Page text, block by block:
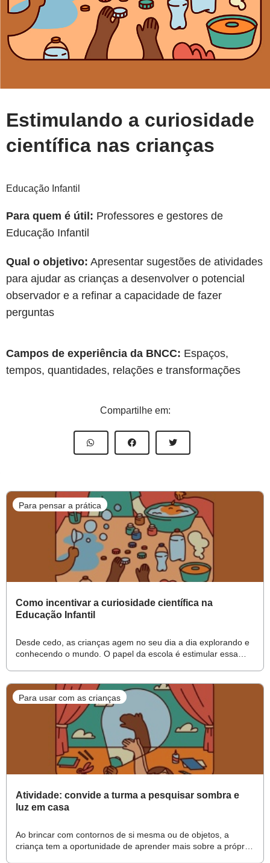
Estimulando a curiosidade
científica nas crianças
Educação Infantil
Para quem é útil: Professores e gestores de
Educação Infantil
Qual o objetivo: Apresentar sugestões de atividades
para ajudar as crianças a desenvolver o potencial
observador e a refinar a capacidade de fazer
perguntas
Campos de experiência da BNCC: Espaços,
tempos, quantidades, relações e transformações
Compartilhe em:
Para pensar a prática
Como incentivar a curiosidade científica na
Educação Infantil
Desde cedo, as crianças agem no seu dia a dia explorando e
conhecendo o mundo. O papel da escola é estimular essa
Para usar com as crianças
Atividade: convide a turma a pesquisar sombra e
luz em casa
Ao brincar com contornos de si mesma ou de objetos, a
criança tem a oportunidade de aprender mais sobre a própria